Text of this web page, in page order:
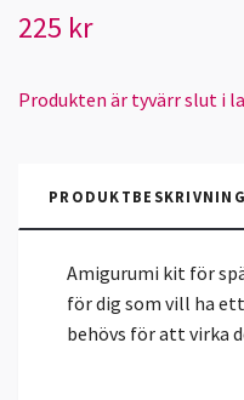
225 kr
Produkten är tyvärr slut i
PRODUKTBESKRIVNING
Amigurumi kit för
för dig som vill ha
behövs för att virka